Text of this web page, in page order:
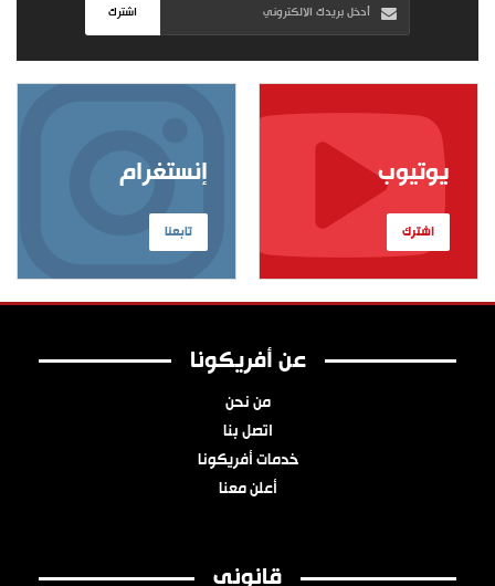
اشترك
إنستغرام
تابعنا
يوتيوب
اشترك
عن أفريكونا
من نحن
اتصل بنا
خدمات أفريكونا
أعلن معنا